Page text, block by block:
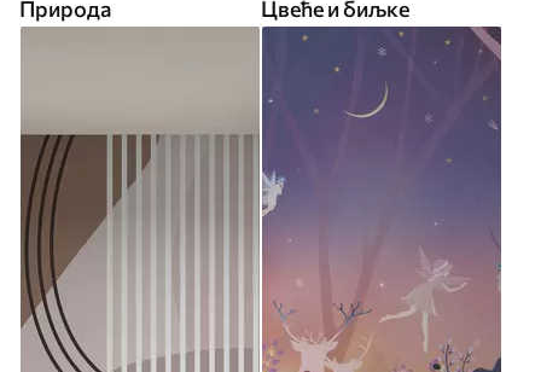
Природа Цвеће и биљке